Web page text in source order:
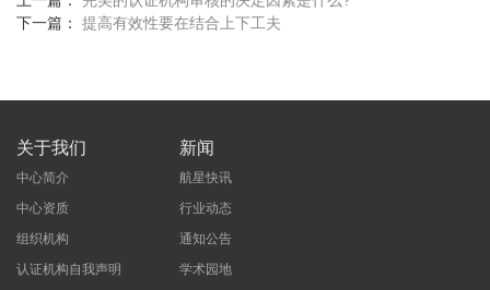
下一篇： 提高有效性要在结合上下工夫
关于我们
中心简介
中心资质
组织机构
认证机构自我声明
新闻
航星快讯
行业动态
通知公告
学术园地